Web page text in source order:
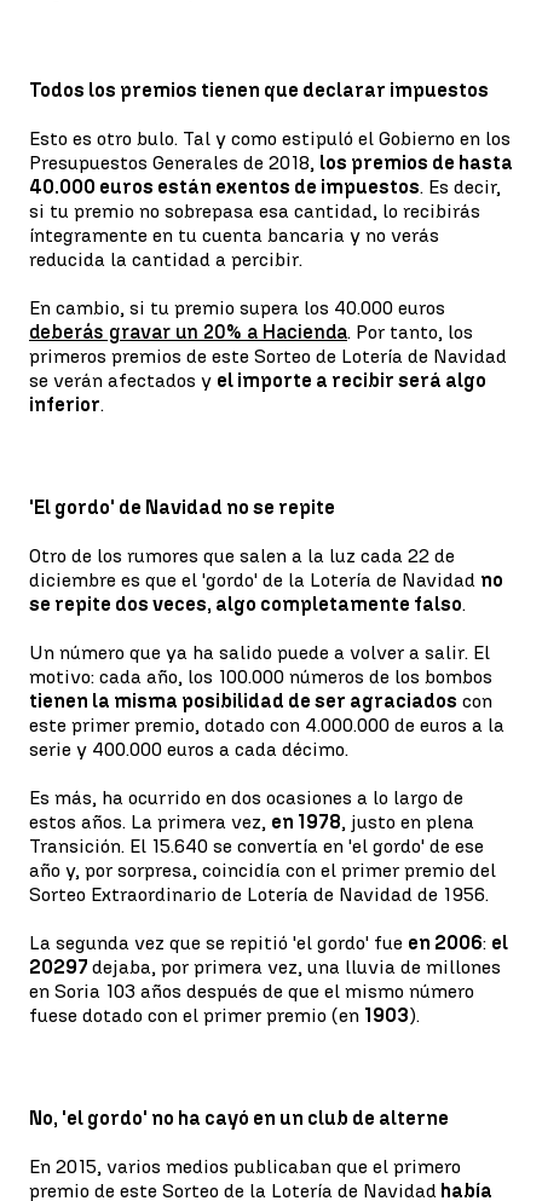
Todos los premios tienen que declarar impuestos
Esto es otro bulo. Tal y como estipuló el Gobierno en los
Presupuestos Generales de 2018, los premios de hasta
40.000 euros están exentos de impuestos. Es decir,
si tu premio no sobrepasa esa cantidad, lo recibirás
íntegramente en tu cuenta bancaria y no verás
reducida la cantidad a percibir.
En cambio, si tu premio supera los 40.000 euros
deberás gravar un 20% a Hacienda. Por tanto, los
primeros premios de este Sorteo de Lotería de Navidad
se verán afectados y el importe a recibir será algo
inferior.
'El gordo' de Navidad no se repite
Otro de los rumores que salen a la luz cada 22 de
diciembre es que el 'gordo' de la Lotería de Navidad no
se repite dos veces, algo completamente falso.
Un número que ya ha salido puede a volver a salir. El
motivo: cada año, los 100.000 números de los bombos
tienen la misma posibilidad de ser agraciados con
este primer premio, dotado con 4.000.000 de euros a la
serie y 400.000 euros a cada décimo.
Es más, ha ocurrido en dos ocasiones a lo largo de
estos años. La primera vez, en 1978, justo en plena
Transición. El 15.640 se convertía en 'el gordo' de ese
año y, por sorpresa, coincidía con el primer premio del
Sorteo Extraordinario de Lotería de Navidad de 1956.
La segunda vez que se repitió 'el gordo' fue en 2006: el
20297 dejaba, por primera vez, una lluvia de millones
en Soria 103 años después de que el mismo número
fuese dotado con el primer premio (en 1903).
No, 'el gordo' no ha cayó en un club de alterne
En 2015, varios medios publicaban que el primero
premio de este Sorteo de la Lotería de Navidad había